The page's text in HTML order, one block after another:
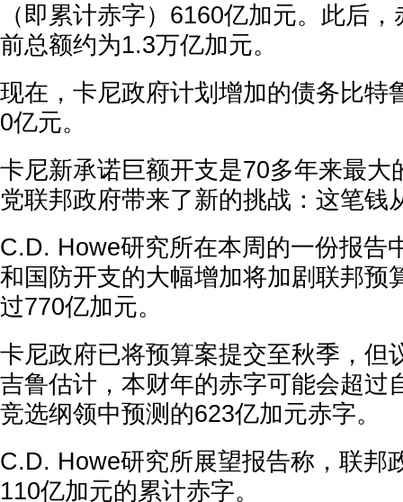
（即累计赤字）6160亿加元。此后
前总额约为1.3万亿加元。
现在，卡尼政府计划增加的债务比特
0亿元。
卡尼新承诺巨额开支是70多年来最大
党联邦政府带来了新的挑战：这笔钱
C.D. Howe研究所在本周的一份报告
和国防开支的大幅增加将加剧联邦预
过770亿加元。
卡尼政府已将预算案提交至秋季，但
吉鲁估计，本财年的赤字可能会超过
竞选纲领中预测的623亿加元赤字。
C.D. Howe研究所展望报告称，联邦
110亿加元的累计赤字。